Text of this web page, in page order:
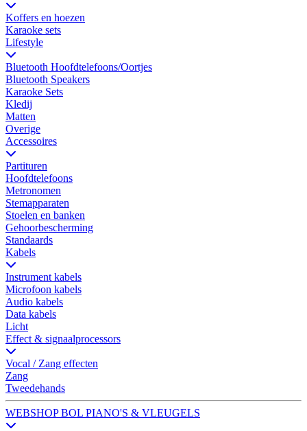
Koffers en hoezen
Karaoke sets
Lifestyle
Bluetooth Hoofdtelefoons/Oortjes
Bluetooth Speakers
Karaoke Sets
Kledij
Matten
Overige
Accessoires
Partituren
Hoofdtelefoons
Metronomen
Stemapparaten
Stoelen en banken
Gehoorbescherming
Standaards
Kabels
Instrument kabels
Microfoon kabels
Audio kabels
Data kabels
Licht
Effect & signaalprocessors
Vocal / Zang effecten
Zang
Tweedehands
WEBSHOP BOL PIANO'S & VLEUGELS